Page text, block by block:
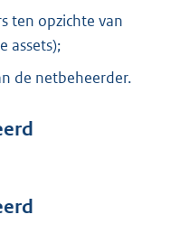
ten opzichte van
assets);
de netbeheerder.